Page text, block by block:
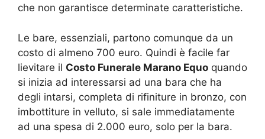
che non garantisce determinate caratteristiche.
Le bare, essenziali, partono comunque da un
costo di almeno 700 euro. Quindi è facile far
lievitare il Costo Funerale Marano Equo quando
si inizia ad interessarsi ad una bara che ha
degli intarsi, completa di rifiniture in bronzo, con
imbottiture in velluto, si sale immediatamente
ad una spesa di 2.000 euro, solo per la bara.